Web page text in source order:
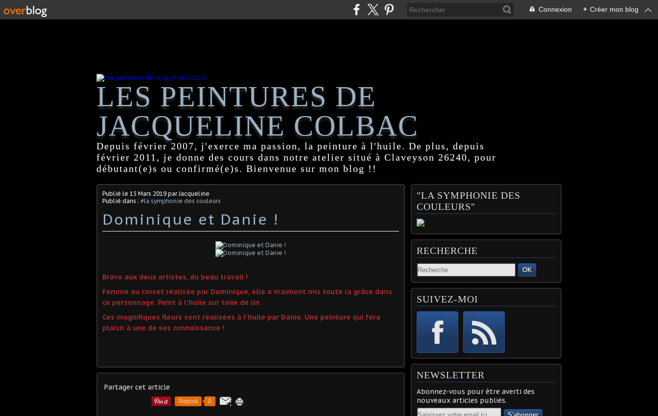
Connexion + Créer mon blog
LES PEINTURES DE
JACQUELINE COLBAC
Depuis février 2007, j'exerce ma passion, la peinture à l'huile. De plus, depuis
février 2011, je donne des cours dans notre atelier situé à Claveyson 26240, pour
débutant(e)s ou confirmé(e)s. Bienvenue sur mon blog !!
Publié le 15 Mars 2019 par Jacqueline
Publié dans : #la symphonie des couleurs
Dominique et Danie !
Bravo aux deux artistes, du beau travail !
Femme au corset réalisée par Dominique, elle a vraiment mis toute la grâce dans
ce personnage. Peint à l'huile sur toile de lin.
Ces magnifiques fleurs sont réalisées à l'huile par Danie. Une peinture qui fera
plaisir à une de ses connaissance !
Partager cet article
Repost 0
"LA SYMPHONIE DES
COULEURS"
RECHERCHE
OK
SUIVEZ-MOI
NEWSLETTER
Abonnez-vous pour être averti des
nouveaux articles publiés.
Email